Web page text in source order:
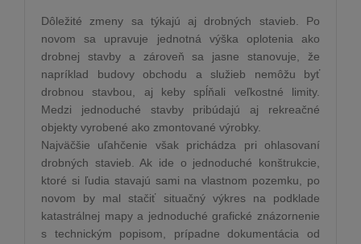
Dôležité zmeny sa týkajú aj drobných stavieb. Po
novom sa upravuje jednotná výška oplotenia ako
drobnej stavby a zároveň sa jasne stanovuje, že
napríklad budovy obchodu a služieb nemôžu byť
drobnou stavbou, aj keby spĺňali veľkostné limity.
Medzi jednoduché stavby pribúdajú aj rekreačné
objekty vyrobené ako zmontované výrobky.
Najväčšie uľahčenie však prichádza pri ohlasovaní
drobných stavieb. Ak ide o jednoduché konštrukcie,
ktoré si ľudia stavajú sami na vlastnom pozemku, po
novom by mal stačiť situačný výkres na podklade
katastrálnej mapy a jednoduché grafické znázornenie
s technickým popisom, prípadne dokumentácia od